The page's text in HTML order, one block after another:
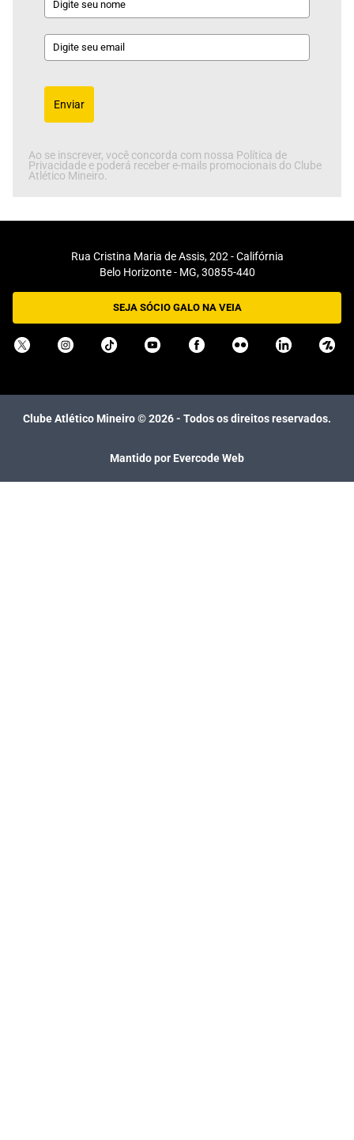
Enviar
Ao se inscrever, você concorda com nossa Política de
Privacidade e poderá receber e-mails promocionais do Clube
Atlético Mineiro.
Rua Cristina Maria de Assis, 202 - Califórnia
Belo Horizonte - MG, 30855-440
SEJA SÓCIO GALO NA VEIA
Clube Atlético Mineiro ©2026- Todos os direitos reservados.
Mantido por Evercode Web